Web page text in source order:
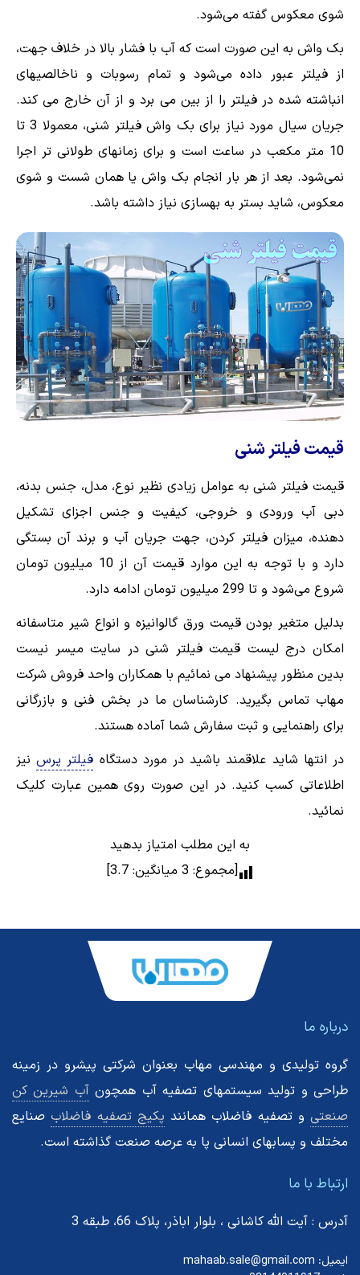
شوی معکوس گفته می‌شود.
بک واش به این صورت است که آب با فشار بالا در خلاف جهت،
از فیلتر عبور داده می‌شود و تمام رسوبات و ناخالصیهای
انباشته شده در فیلتر را از بین می برد و از آن خارج می کند.
جریان سیال مورد نیاز برای بک واش فیلتر شنی، معمولا 3 تا
10 متر مکعب در ساعت است و برای زمانهای طولانی تر اجرا
نمی‌شود. بعد از هر بار انجام بک واش یا همان شست و شوی
معکوس، شاید بستر به بهسازی نیاز داشته باشد.
قیمت فیلتر شنی
قیمت فیلتر شنی به عوامل زیادی نظیر نوع، مدل، جنس بدنه،
دبی آب ورودی و خروجی، کیفیت و جنس اجزای تشکیل
دهنده، میزان فیلتر کردن، جهت جریان آب و برند آن بستگی
دارد و با توجه به این موارد قیمت آن از 10 میلیون تومان
شروع می‌شود و تا 299 میلیون تومان ادامه دارد.
بدلیل متغیر بودن قیمت ورق گالوانیزه و انواع شیر متاسفانه
امکان درج لیست قیمت فیلتر شنی در سایت میسر نیست
بدین منظور پیشنهاد می نمائیم با همکاران واحد فروش شرکت
مهاب تماس بگیرید. کارشناسان ما در بخش فنی و بازرگانی
برای راهنمایی و ثبت سفارش شما آماده هستند.
در انتها شاید علاقمند باشید در مورد دستگاه فیلتر پرسنیز
اطلاعاتی کسب کنید. در این صورت روی همین عبارت کلیک
نمائید.
به این مطلب امتیاز بدهید
[مجموع: 3 میانگین:3.7
]
درباره ما
گروه تولیدی و مهندسی مهاب بعنوان شرکتی پیشرو در زمینه
طراحی و تولید سیستمهای تصفیه آب همچونآب شیرین کن
صنعتی و تصفیه فاضلاب همانند پکیج تصفیه فاضلاب صنایع
مختلف و پسابهای انسانی پا به عرصه صنعت گذاشته است.
ارتباط با ما
آدرس : آیت الله کاشانی ، بلوار اباذر، پلاک 66، طبقه 3
ایمیل: mahaab.sale@gmail.com